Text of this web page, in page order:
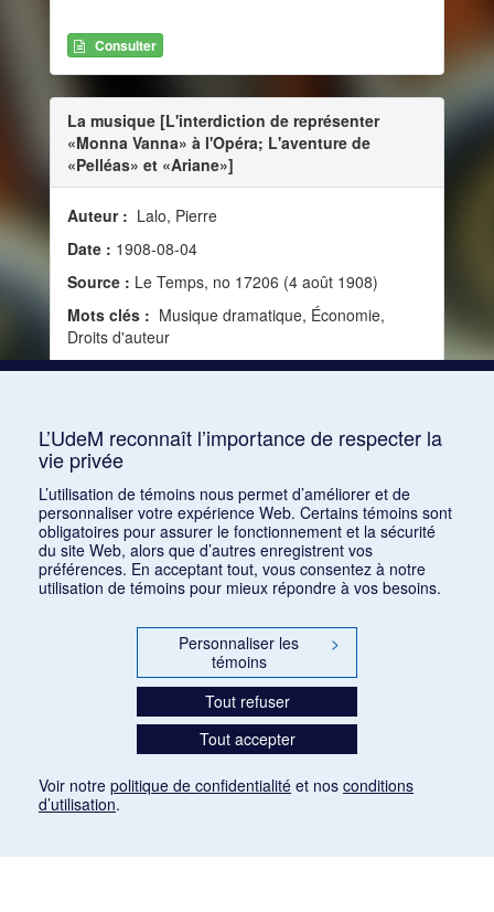
Consulter
La musique [L'interdiction de représenter
«Monna Vanna» à l'Opéra; L'aventure de
«Pelléas» et «Ariane»]
Auteur : Lalo, Pierre
Date : 1908-08-04
Source : Le Temps, no 17206 (4 août 1908)
Mots clés : Musique dramatique, Économie,
Droits d'auteur
1 2 3
L’UdeM reconnaît l’importance de respecter la
vie privée
L’utilisation de témoins nous permet d’améliorer et de
personnaliser votre expérience Web. Certains témoins sont
obligatoires pour assurer le fonctionnement et la sécurité
du site Web, alors que d’autres enregistrent vos
préférences. En acceptant tout, vous consentez à notre
utilisation de témoins pour mieux répondre à vos besoins.
Personnaliser les
témoins
>
Tout refuser
Tout accepter
Voir notre politique de confidentialité et nos conditions
d’utilisation.